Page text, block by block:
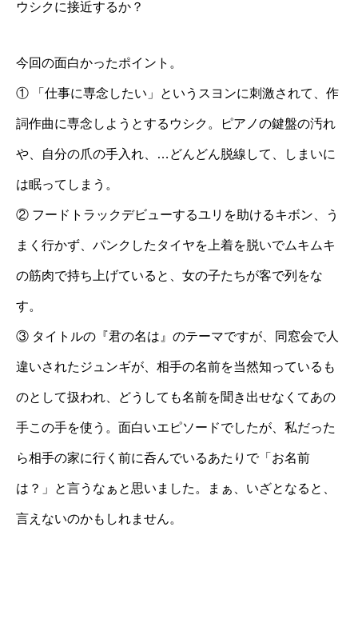
ウシクに接近するか？
今回の面白かったポイント。
① 「仕事に専念したい」というスヨンに刺激されて、作
詞作曲に専念しようとするウシク。ピアノの鍵盤の汚れ
や、自分の爪の手入れ、…どんどん脱線して、しまいに
は眠ってしまう。
② フードトラックデビューするユリを助けるキボン、う
まく行かず、パンクしたタイヤを上着を脱いでムキムキ
の筋肉で持ち上げていると、女の子たちが客で列をな
す。
③ タイトルの『君の名は』のテーマですが、同窓会で人
違いされたジュンギが、相手の名前を当然知っているも
のとして扱われ、どうしても名前を聞き出せなくてあの
手この手を使う。面白いエピソードでしたが、私だった
ら相手の家に行く前に呑んでいるあたりで「お名前
は？」と言うなぁと思いました。まぁ、いざとなると、
言えないのかもしれません。